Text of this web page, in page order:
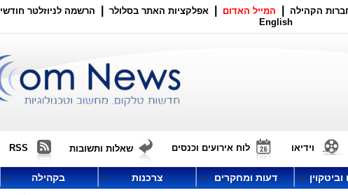
הקהילה המייל האדום אפלקציות האתר בסלולר הרשמה לניוזלטר חודשי
English
וידיאו לוח אירועים וכנסים שאלות ותשובות RSS
דעות ומחקרים צרכנות בקהילה